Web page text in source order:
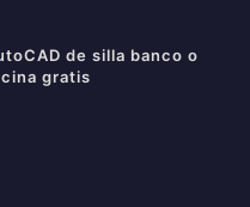
de silla banco o
gratis